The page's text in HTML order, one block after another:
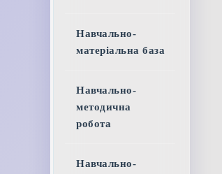
Навчально-
матеріальна база
Навчально-
методична
робота
Навчально-